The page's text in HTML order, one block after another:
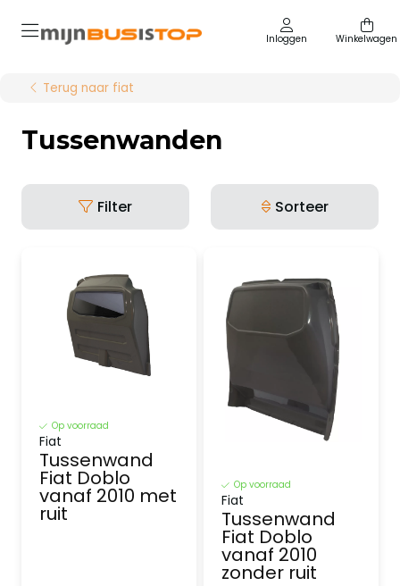
Inloggen Winkelwagen
Terug naar fiat
Tussenwanden
Filter Sorteer
Op voorraad
Fiat
Tussenwand
Fiat Doblo
vanaf 2010 met
ruit
Op voorraad
Fiat
Tussenwand
Fiat Doblo
vanaf 2010
zonder ruit